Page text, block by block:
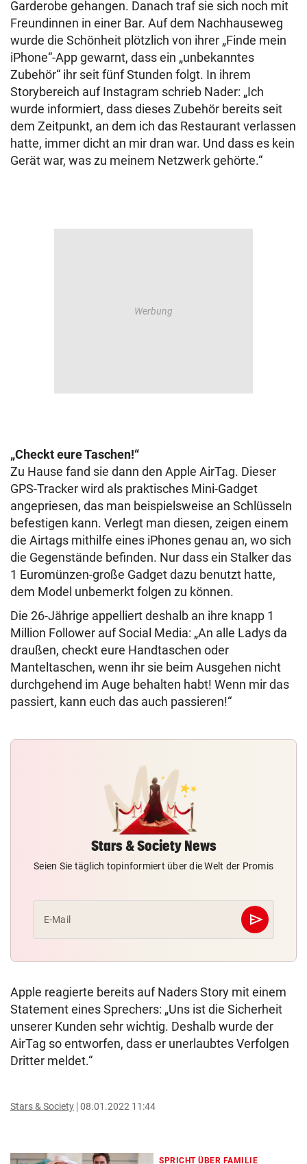
Garderobe gehangen. Danach traf sie sich noch mit
Freundinnen in einer Bar. Auf dem Nachhauseweg
wurde die Schönheit plötzlich von ihrer „Finde mein
iPhone“-App gewarnt, dass ein „unbekanntes
Zubehör“ ihr seit fünf Stunden folgt. In ihrem
Storybereich auf Instagram schrieb Nader: „Ich
wurde informiert, dass dieses Zubehör bereits seit
dem Zeitpunkt, an dem ich das Restaurant verlassen
hatte, immer dicht an mir dran war. Und dass es kein
Gerät war, was zu meinem Netzwerk gehörte.“
„Checkt eure Taschen!“
Zu Hause fand sie dann den Apple AirTag. Dieser
GPS-Tracker wird als praktisches Mini-Gadget
angepriesen, das man beispielsweise an Schlüsseln
befestigen kann. Verlegt man diesen, zeigen einem
die Airtags mithilfe eines iPhones genau an, wo sich
die Gegenstände befinden. Nur dass ein Stalker das
1 Euromünzen-große Gadget dazu benutzt hatte,
dem Model unbemerkt folgen zu können.
Die 26-Jährige appelliert deshalb an ihre knapp 1
Million Follower auf Social Media: „An alle Ladys da
draußen, checkt eure Handtaschen oder
Manteltaschen, wenn ihr sie beim Ausgehen nicht
durchgehend im Auge behalten habt! Wenn mir das
passiert, kann euch das auch passieren!“
Stars & Society News
Seien Sie täglich topinformiert über die Welt der Promis
E-Mail send
Abschicken
Apple reagierte bereits auf Naders Story mit einem
Statement eines Sprechers: „Uns ist die Sicherheit
unserer Kunden sehr wichtig. Deshalb wurde der
AirTag so entworfen, dass er unerlaubtes Verfolgen
Dritter meldet.“
Stars & Society 08.01.2022 11:44
SPRICHT ÜBER FAMILIE